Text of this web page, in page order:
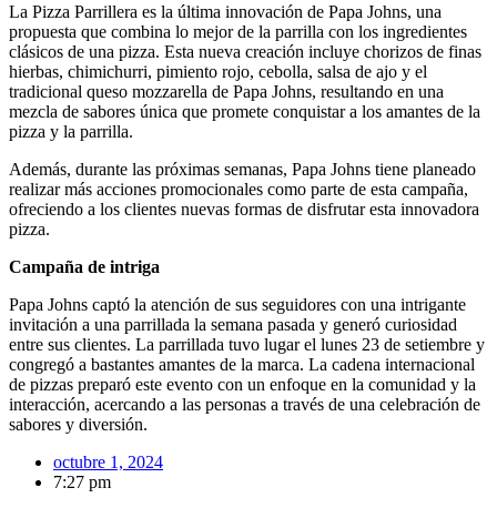
La Pizza Parrillera es la última innovación de Papa Johns, una
propuesta que combina lo mejor de la parrilla con los ingredientes
clásicos de una pizza. Esta nueva creación incluye chorizos de finas
hierbas, chimichurri, pimiento rojo, cebolla, salsa de ajo y el
tradicional queso mozzarella de Papa Johns, resultando en una
mezcla de sabores única que promete conquistar a los amantes de la
pizza y la parrilla.
Además, durante las próximas semanas, Papa Johns tiene planeado
realizar más acciones promocionales como parte de esta campaña,
ofreciendo a los clientes nuevas formas de disfrutar esta innovadora
pizza.
Campaña de intriga
Papa Johns captó la atención de sus seguidores con una intrigante
invitación a una parrillada la semana pasada y generó curiosidad
entre sus clientes. La parrillada tuvo lugar el lunes 23 de setiembre y
congregó a bastantes amantes de la marca. La cadena internacional
de pizzas preparó este evento con un enfoque en la comunidad y la
interacción, acercando a las personas a través de una celebración de
sabores y diversión.
octubre 1, 2024
7:27 pm